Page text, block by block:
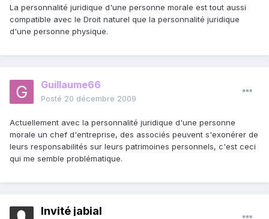
La personnalité juridique d'une personne morale est tout aussi
compatible avec le Droit naturel que la personnalité juridique
d'une personne physique.
Guillaume66
Posté 20 décembre 2009
Actuellement avec la personnalité juridique d'une personne
morale un chef d'entreprise, des associés peuvent s'exonérer de
leurs responsabilités sur leurs patrimoines personnels, c'est ceci
qui me semble problématique.
Invité jabial